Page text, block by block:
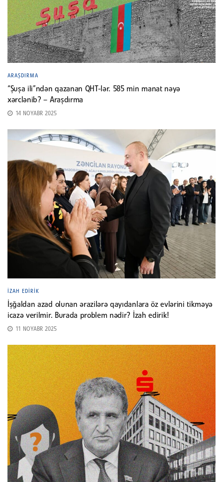
ARAŞDIRMA
“Şuşa ili”ndən qazanan QHT-lər. 585 min manat nəyə
xərclənib? – Araşdırma
14 NOYABR 2025
İZAH EDIRIK
İşğaldan azad olunan ərazilərə qayıdanlara öz evlərini tikməyə
icazə verilmir. Burada problem nədir? İzah edirik!
11 NOYABR 2025